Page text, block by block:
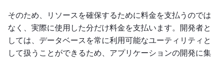
そのため、リソースを確保するために料金を支払うのでは
なく、実際に使用した分だけ料金を支払います。開発者と
しては、データベースを常に利用可能なユーティリティと
して扱うことができるため、アプリケーションの開発に集